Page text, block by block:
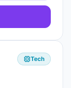
Tech